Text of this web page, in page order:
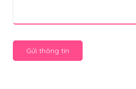
Gửi thông tin